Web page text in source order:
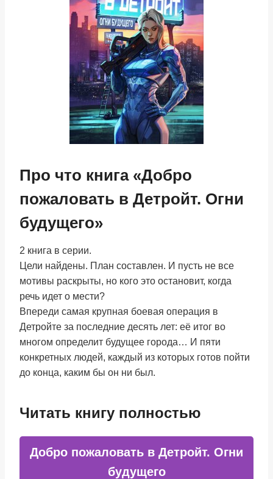
Про что книга «Добро
пожаловать в Детройт. Огни
будущего»
2 книга в серии.
Цели найдены. План составлен. И пусть не все
мотивы раскрыты, но кого это остановит, когда
речь идет о мести?
Впереди самая крупная боевая операция в
Детройте за последние десять лет: её итог во
многом определит будущее города… И пяти
конкретных людей, каждый из которых готов пойти
до конца, каким бы он ни был.
Читать книгу полностью
Добро пожаловать в Детройт. Огни
будущего